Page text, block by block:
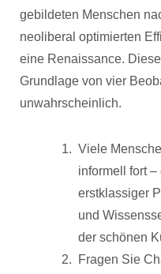
gebildeten Menschen
neoliberal optimierten
eine Renaissance.
Grundlage von vier
unwahrscheinlich.
Viele
informell fort
erstklassiger
und
der schönen
Fragen Sie